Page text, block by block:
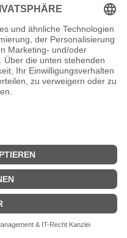
zum
Familie, verheiratet,
| Herkunft |